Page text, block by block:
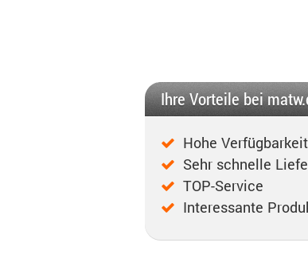
Ihre Vorteile bei
Hohe Verfügbarkeit
Sehr schnelle
TOP-Service
Interessante